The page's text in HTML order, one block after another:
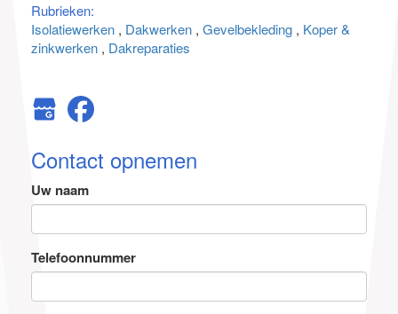
Rubrieken:
Isolatiewerken
Dakwerken Gevelbekleding
Koper &
zinkwerken
Dakreparaties
Contact opnemen
Uw naam
Telefoonnummer